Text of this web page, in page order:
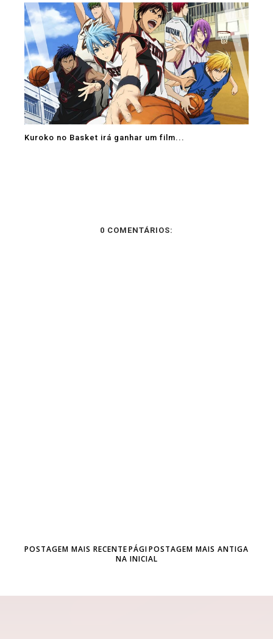
Kuroko no Basket irá ganhar um film...
0 COMENTÁRIOS:
POSTAGEM MAIS RECENTE POSTAGEM MAIS ANTIGA
PÁGI
NA INICIAL